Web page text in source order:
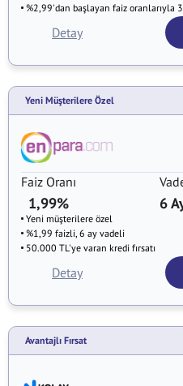
%2,99'dan başlayan faiz oranlarıyla
Detay
Yeni Müşterilere Özel
Faiz Oranı
1,99% 6
Yeni müşterilere özel
%1,99 faizli, 6 ay vadeli
50.000 TL'ye varan kredi fırsatı
Detay
Avantajlı Fırsat